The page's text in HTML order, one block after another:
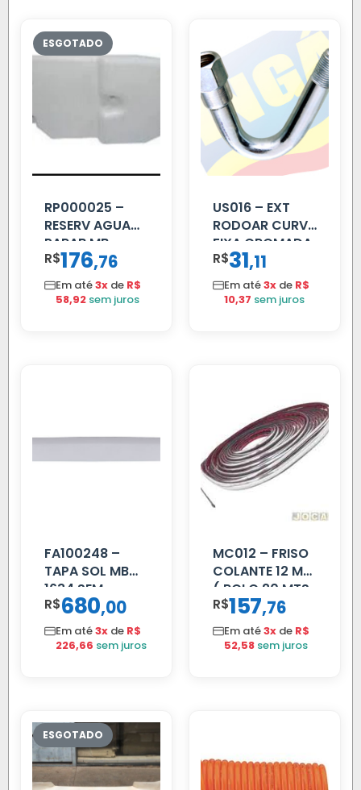
RP000025 –
RESERV AGUA
PARAB MB
ACCELO
C/TAMPA
R$176,76
Em até3x de R$
58,92 sem juros
US016 – EXT
RODOAR CURVA
FIXA CROMADA
R$31,11
Em até3x de R$
10,37 sem juros
FA100248 –
TAPA SOL MB
1634 SEM
SUPORTE FIBRA
R$680,00
Em até3x de R$
226,66 sem juros
MC012 – FRISO
COLANTE 12 MM
( ROLO 20 MTS
)
R$157,76
Em até3x de R$
52,58 sem juros